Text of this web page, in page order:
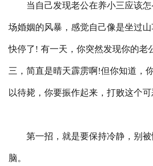
当自己发现老公在养小三应该怎
场婚姻的风暴，感觉自己像是坐过
快停了! 有一天，你突然发现你的老
三，简直是晴天霹雳啊!但你知道，
以待毙，你要振作起来，打败这个
第一招，就是要保持冷静，别被
脑。